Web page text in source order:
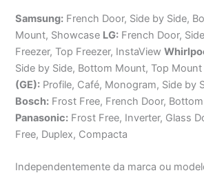
Samsung: French Door, Side by Side,
Mount, Showcase LG: French Door,
Freezer, Top Freezer, InstaView
Side by Side, Bottom Mount, Top
(GE): Profile, Café, Monogram, Side by
Bosch: Frost Free, French Door,
Panasonic: Frost Free, Inverter, Glass
Free, Duplex, Compacta
Independentemente da marca ou